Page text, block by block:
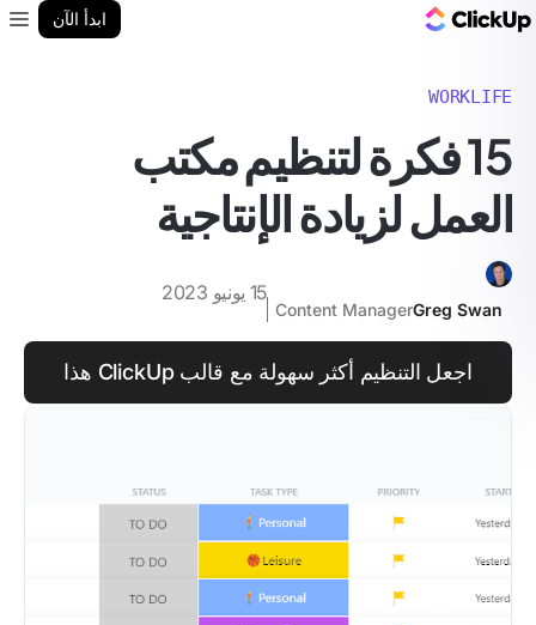
ابدأ الآن
WORKLIFE
15 فكرة لتنظيم مكتب
العمل لزيادة الإنتاجية
Greg Swan
Content Manager
15 يونيو 2023
اجعل التنظيم أكثر سهولة مع قالب ClickUp هذا